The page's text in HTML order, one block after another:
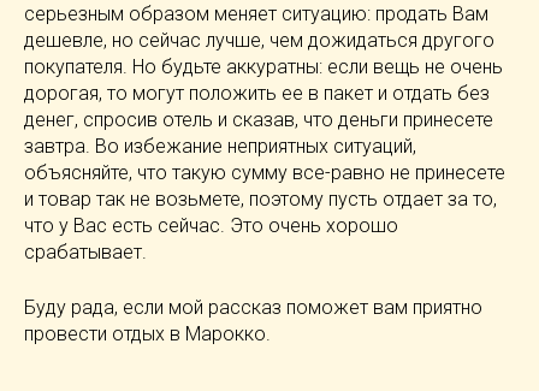
серьезным образом меняет ситуацию: продать Вам
дешевле, но сейчас лучше, чем дожидаться другого
покупателя. Но будьте аккуратны: если вещь не очень
дорогая, то могут положить ее в пакет и отдать без
денег, спросив отель и сказав, что деньги принесете
завтра. Во избежание неприятных ситуаций,
объясняйте, что такую сумму все-равно не принесете
и товар так не возьмете, поэтому пусть отдает за то,
что у Вас есть сейчас. Это очень хорошо
срабатывает.
Буду рада, если мой рассказ поможет вам приятно
провести отдых в Марокко.